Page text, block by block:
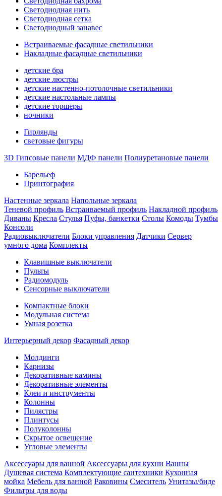
Светодиодная нить
Светодиодная сетка
Светодиодный занавес
Встраиваемые фасадные светильники
Накладные фасадные светильники
детские бра
детские люстры
детские настенно-потолочные светильники
детские настольные лампы
детские торшеры
ночники
Гирлянды
световые фигуры
3D Гипсовые панели МДФ панели Полиуретановые панели
Барельеф
Принтография
Настенные зеркала Напольные зеркала
Теневой профиль Встраиваемый профиль Накладной профиль
Диваны Кресла Стулья Пуфы, банкетки Столы Комоды Тумбы
Консоли
Радиовыключатели Блоки управления Датчики Сервер
умного дома Комплекты
Клавишные выключатели
Пульты
Радиомодуль
Сенсорные выключатели
Компактные блоки
Модульная система
Умная розетка
Интерьерный декор Фасадный декор
Молдинги
Карнизы
Декоративные камины
Декоративные элементы
Клеи и инструменты
Колонны
Пилястры
Плинтусы
Полуколонны
Скрытое освещение
Угловые элементы
Аксессуары для ванной Аксессуары для кухни Ванны
Душевая система Комплектующие сантехники Кухонная
мойка Мебель для ванной Раковины Смеситель Унитазы/биде
Фильтры для воды